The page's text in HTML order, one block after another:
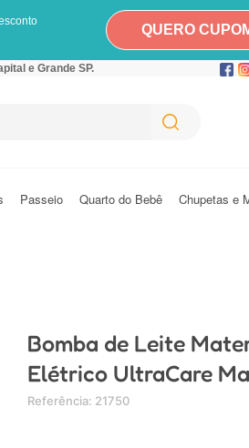
QUERO
e Grande SP.
Passeio Quarto do Bebê Chupetas e
Bomba de Leite
Elétrico UltraCare
Referência: 21750